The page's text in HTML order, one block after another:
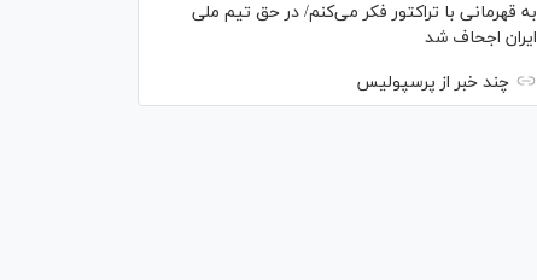
به قهرمانی با تراکتور فکر می‌کنم/ در حق تیم ملی
ایران اجحاف شد
چند خبر از پرسپولیس